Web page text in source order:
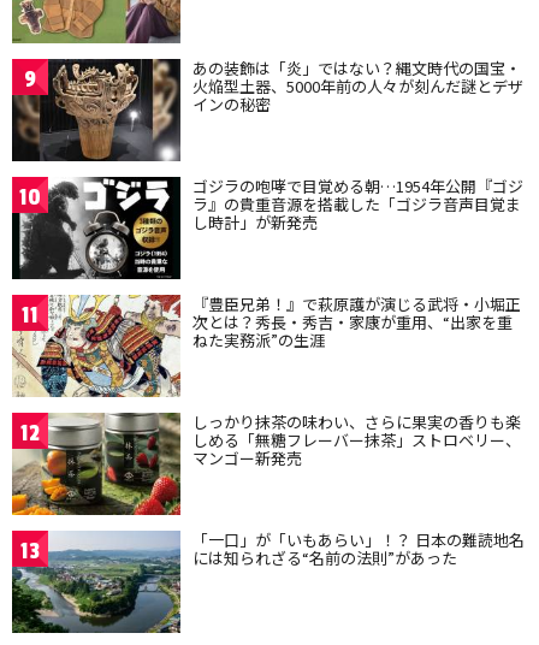
9 あの装飾は「炎」ではない？縄文時代の国宝・
火焔型土器、5000年前の人々が刻んだ謎とデザ
インの秘密
10 ゴジラの咆哮で目覚める朝…1954年公開『ゴジ
ラ』の貴重音源を搭載した「ゴジラ音声目覚ま
し時計」が新発売
11 『豊臣兄弟！』で萩原護が演じる武将・小堀正
次とは？秀長・秀吉・家康が重用、“出家を重
ねた実務派”の生涯
12 しっかり抹茶の味わい、さらに果実の香りも楽
しめる「無糖フレーバー抹茶」ストロベリー、
マンゴー新発売
13 「一口」が「いもあらい」！？ 日本の難読地名
には知られざる“名前の法則”があった